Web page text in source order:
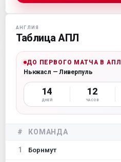
АНГЛИЯ
Таблица АПЛ
ДО ПЕРВОГО МАТЧА В АПЛ
Ньюкасл — Ливерпуль
14
ДНЕЙ
12
ЧАСОВ
# КОМАНДА
1 Борнмут